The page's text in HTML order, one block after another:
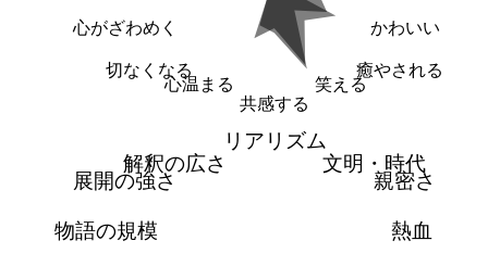
かわいい
癒やされる
笑える
共感する
心温まる
切なくなる
心がざわめく
リアリズム
文明・時代
親密さ
熱血
物語の規模
展開の強さ
解釈の広さ